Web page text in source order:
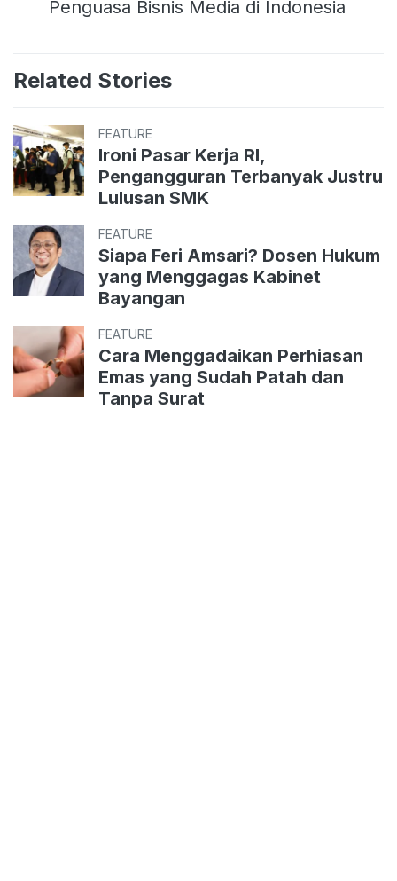
Penguasa Bisnis Media di Indonesia
Related Stories
FEATURE
Ironi Pasar Kerja RI,
Pengangguran Terbanyak Justru
Lulusan SMK
FEATURE
Siapa Feri Amsari? Dosen Hukum
yang Menggagas Kabinet
Bayangan
FEATURE
Cara Menggadaikan Perhiasan
Emas yang Sudah Patah dan
Tanpa Surat